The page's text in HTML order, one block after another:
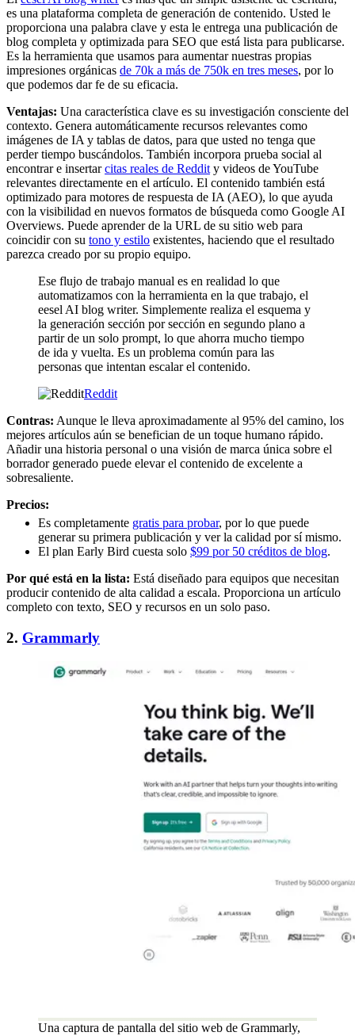
es una plataforma completa de generación de contenido. Usted le
proporciona una palabra clave y esta le entrega una publicación de
blog completa y optimizada para SEO que está lista para publicarse.
Es la herramienta que usamos para aumentar nuestras propias
impresiones orgánicas de 70k a más de 750k en tres meses, por lo
que podemos dar fe de su eficacia.
Ventajas: Una característica clave es su investigación consciente del
contexto. Genera automáticamente recursos relevantes como
imágenes de IA y tablas de datos, para que usted no tenga que
perder tiempo buscándolos. También incorpora prueba social al
encontrar e insertarcitas reales de Reddit y videos de YouTube
relevantes directamente en el artículo. El contenido también está
optimizado para motores de respuesta de IA (AEO), lo que ayuda
con la visibilidad en nuevos formatos de búsqueda como Google AI
Overviews. Puede aprender de la URL de su sitio web para
coincidir con su tono y estilo existentes, haciendo que el resultado
parezca creado por su propio equipo.
Ese flujo de trabajo manual es en realidad lo que
automatizamos con la herramienta en la que trabajo, el
eesel AI blog writer. Simplemente realiza el esquema y
la generación sección por sección en segundo plano a
partir de un solo prompt, lo que ahorra mucho tiempo
de ida y vuelta. Es un problema común para las
personas que intentan escalar el contenido.
Reddit
Contras: Aunque le lleva aproximadamente al 95% del camino, los
mejores artículos aún se benefician de un toque humano rápido.
Añadir una historia personal o una visión de marca única sobre el
borrador generado puede elevar el contenido de excelente a
sobresaliente.
Precios:
Es completamente gratis para probar, por lo que puede
generar su primera publicación y ver la calidad por sí mismo.
El plan Early Bird cuesta solo $99 por 50 créditos de blog.
Por qué está en la lista: Está diseñado para equipos que necesitan
producir contenido de alta calidad a escala. Proporciona un artículo
completo con texto, SEO y recursos en un solo paso.
2. Grammarly
Una captura de pantalla del sitio web de Grammarly,